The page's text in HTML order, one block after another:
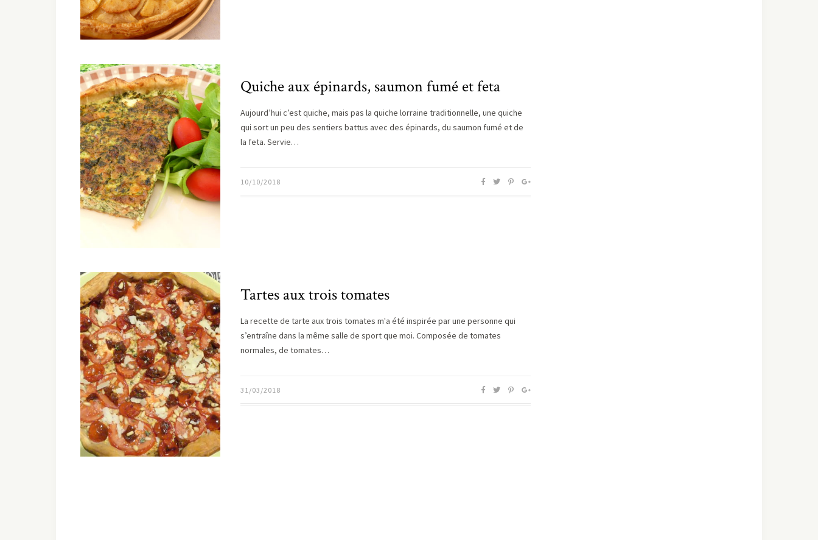
Quiche aux épinards, saumon fumé et feta
Aujourd’hui c’est quiche, mais pas la quiche lorraine traditionnelle, une quiche
qui sort un peu des sentiers battus avec des épinards, du saumon fumé et de
la feta. Servie…
10/10/2018
Tartes aux trois tomates
La recette de tarte aux trois tomates m'a été inspirée par une personne qui
s’entraîne dans la même salle de sport que moi. Composée de tomates
normales, de tomates…
31/03/2018